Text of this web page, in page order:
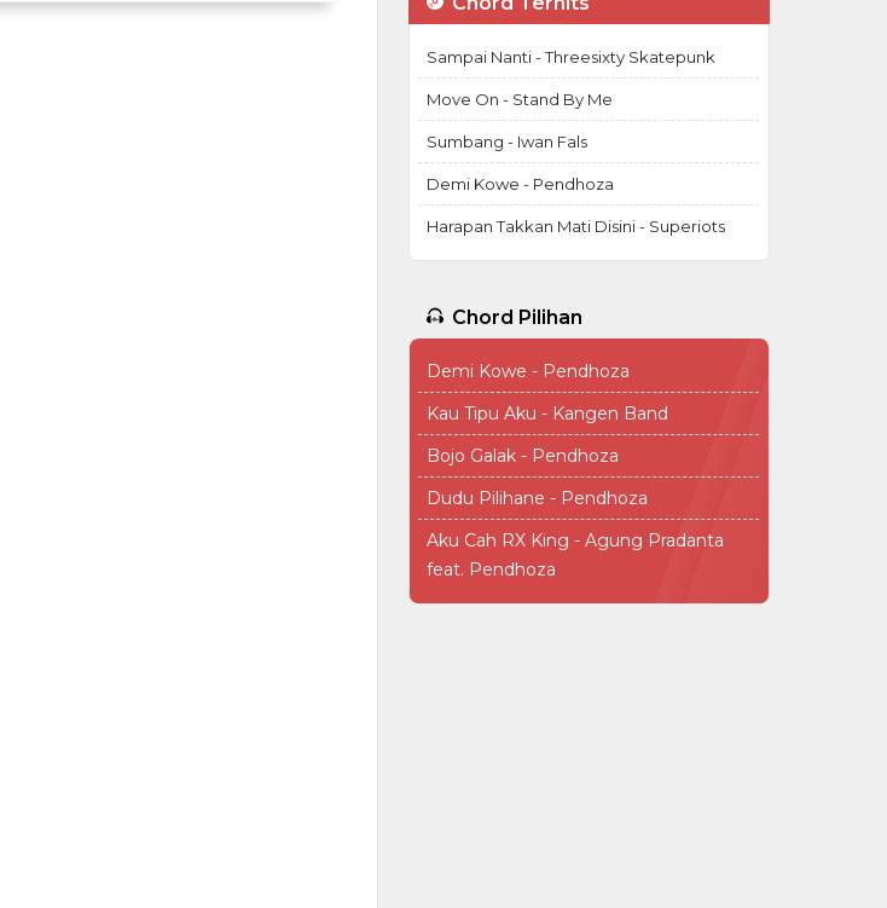
Sampai Nanti - Threesixty Skatepunk
Move On - Stand By Me
Sumbang - Iwan Fals
Demi Kowe - Pendhoza
Harapan Takkan Mati Disini - Superiots
Chord Pilihan
Demi Kowe - Pendhoza
Kau Tipu Aku - Kangen Band
Bojo Galak - Pendhoza
Dudu Pilihane - Pendhoza
Aku Cah RX King - Agung Pradanta
feat. Pendhoza